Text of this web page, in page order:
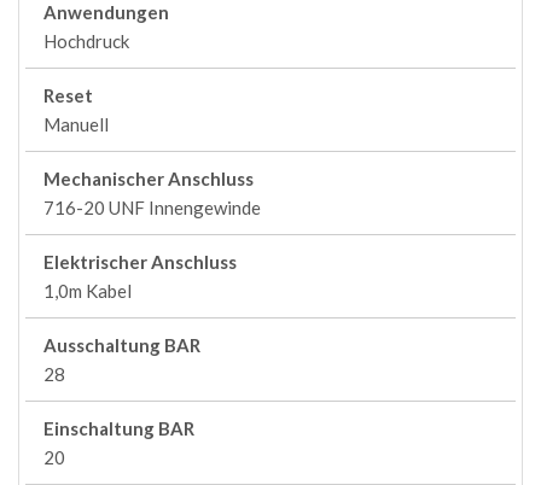
Anwendungen
Hochdruck
Reset
Manuell
Mechanischer Anschluss
716-20 UNF Innengewinde
Elektrischer Anschluss
1,0m Kabel
Ausschaltung BAR
28
Einschaltung BAR
20